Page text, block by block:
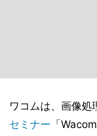
ワコムは、画像処
セミナー 「